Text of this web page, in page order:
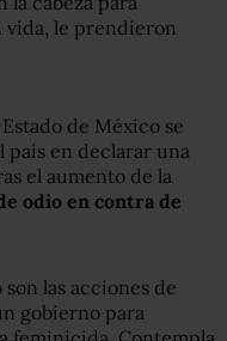
vida, le prendieron
de México se
en declarar una
el aumento de la
odio en contra de
son las acciones de
gobierno para